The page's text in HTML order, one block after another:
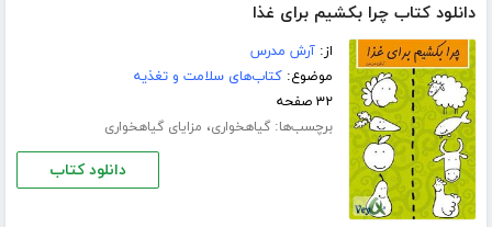
دانلود کتاب چرا بکشیم برای غذا
از:آرش مدرس
موضوع:کتاب‌های سلامت و تغذیه
۳۲ صفحه
برچسب‌ها:گیاهخواری، مزایای گیاهخواری
دانلود کتاب